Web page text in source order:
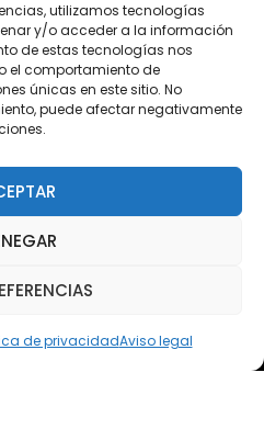
utilizamos tecnologías
y/o acceder a la información
de estas tecnologías nos
el comportamiento de
únicas en este sitio. No
puede afectar negativamente
de privacidadAviso legal
085
813